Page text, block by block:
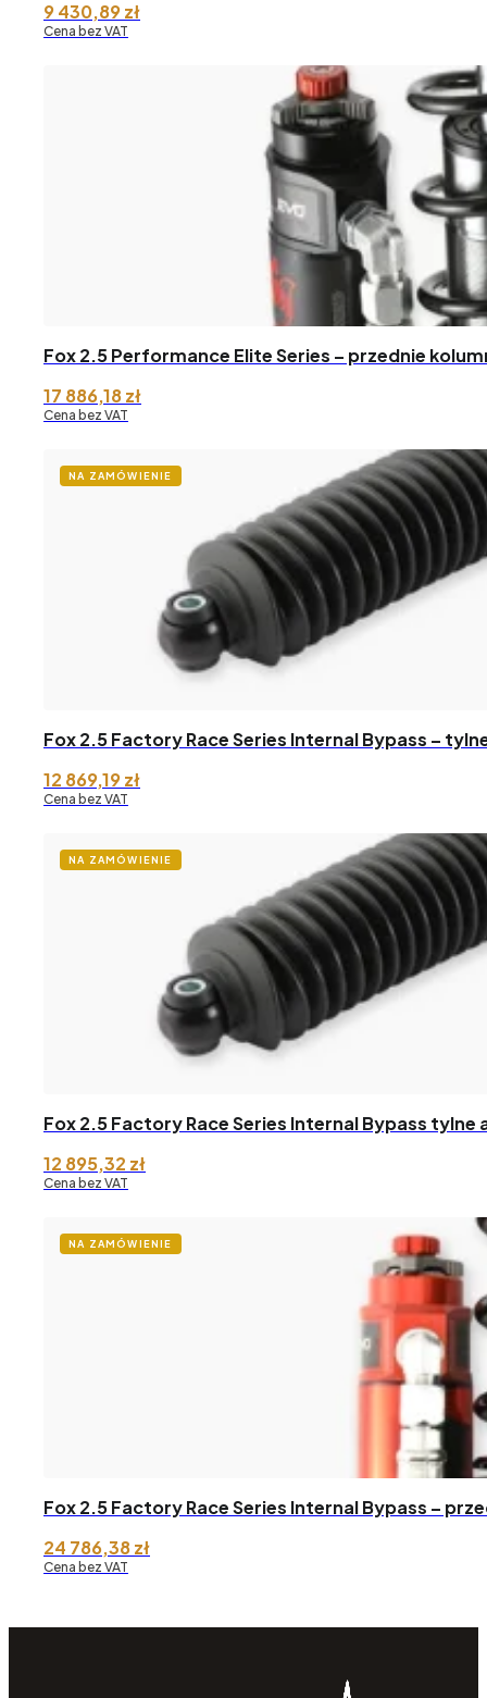
9 430,89zł
Cena bez VAT
Fox 2.5 Performance Elite Series – przednie
17 886,18zł
Cena bez VAT
Fox 2.5 Factory Race Series Internal Bypass –
12 869,19zł
Cena bez VAT
NA ZAMÓWIENIE
Fox 2.5 Factory Race Series Internal Bypass
12 895,32 zł
Cena bez VAT
NA ZAMÓWIENIE
Fox 2.5 Factory Race Series Internal Bypass –
24 786,38zł
Cena bez VAT
NA ZAMÓWIENIE